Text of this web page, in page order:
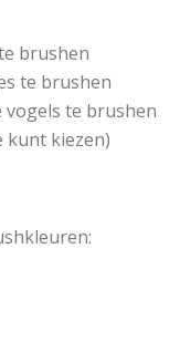
brushen
te brushen
vogels te brushen
kunt kiezen)